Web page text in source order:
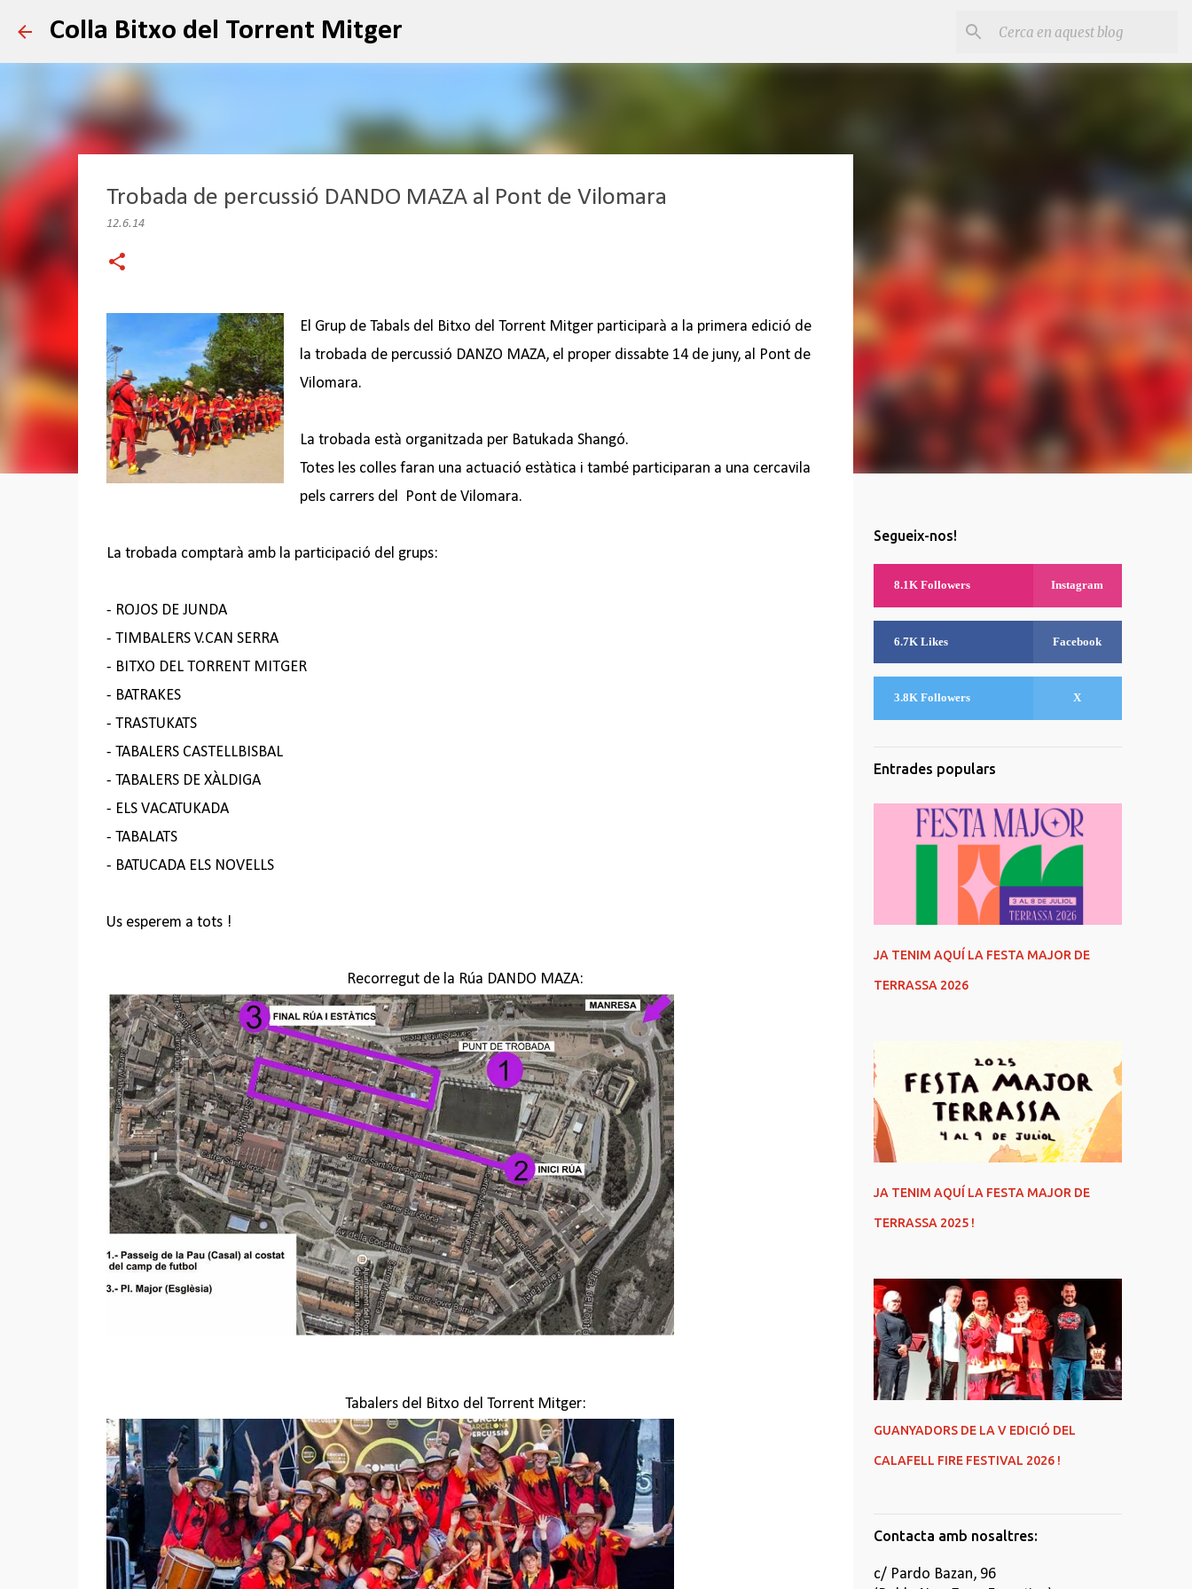
Colla Bitxo del Torrent Mitger
Trobada de percussió DANDO MAZA al Pont de Vilomara
12.6.14
El Grup de Tabals del Bitxo del Torrent Mitger participarà a la primera edició de
la trobada de percussió DANZO MAZA, el proper dissabte 14 de juny, al Pont de
Vilomara.
La trobada està organitzada per Batukada Shangó.
Totes les colles faran una actuació estàtica i també participaran a una cercavila
pels carrers del Pont de Vilomara.
La trobada comptarà amb la participació del grups:
- ROJOS DE JUNDA
- TIMBALERS V.CAN SERRA
- BITXO DEL TORRENT MITGER
- BATRAKES
- TRASTUKATS
- TABALERS CASTELLBISBAL
- TABALERS DE XÀLDIGA
- ELS VACATUKADA
- TABALATS
- BATUCADA ELS NOVELLS
Us esperem a tots !
Recorregut de la Rúa DANDO MAZA:
Tabalers del Bitxo del Torrent Mitger:
Segueix-nos!
8.1K Followers Instagram
6.7K Likes Facebook
3.8K Followers X
Entrades populars
JA TENIM AQUÍ LA FESTA MAJOR DE
TERRASSA 2026
JA TENIM AQUÍ LA FESTA MAJOR DE
TERRASSA 2025 !
GUANYADORS DE LA V EDICIÓ DEL
CALAFELL FIRE FESTIVAL 2026 !
Contacta amb nosaltres:
c/ Pardo Bazan, 96